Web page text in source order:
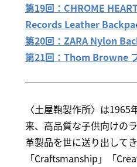
第19回：CHROME
Records Leather
第20回：ZARA Nylon
第21回：Thom Browne
〈土屋鞄製作所〉は
来、高品質な子供向けの
革製品を世に送り出して
「Craftsmanship」「